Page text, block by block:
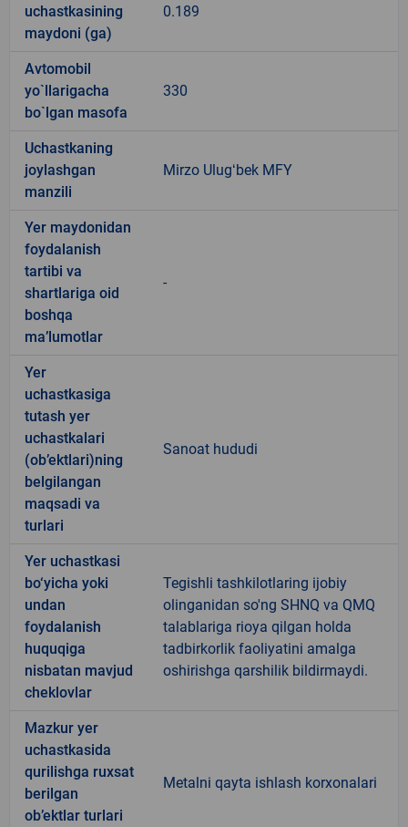
uchastkasining
maydoni (ga)
0.189
Avtomobil
yo`llarigacha
bo`lgan masofa
330
Uchastkaning
joylashgan
manzili
Mirzo Ulugʻbek MFY
Yer maydonidan
foydalanish
tartibi va
shartlariga oid
boshqa
ma’lumotlar
-
Yer
uchastkasiga
tutash yer
uchastkalari
(ob’ektlari)ning
belgilangan
maqsadi va
turlari
Sanoat hududi
Yer uchastkasi
bo‘yicha yoki
undan
foydalanish
huquqiga
nisbatan mavjud
cheklovlar
Tegishli tashkilotlaring ijobiy
olinganidan so'ng SHNQ va QMQ
talablariga rioya qilgan holda
tadbirkorlik faoliyatini amalga
oshirishga qarshilik bildirmaydi.
Mazkur yer
uchastkasida
qurilishga ruxsat
berilgan
ob’ektlar turlari
Metalni qayta ishlash korxonalari